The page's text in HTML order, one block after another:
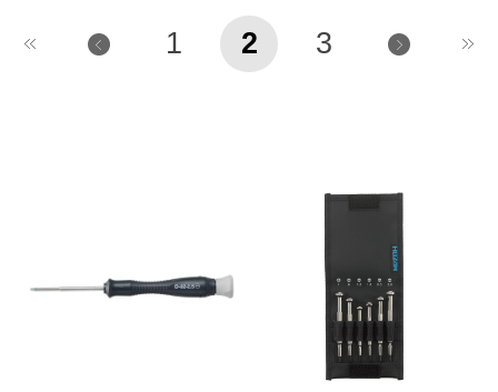
1 2 3